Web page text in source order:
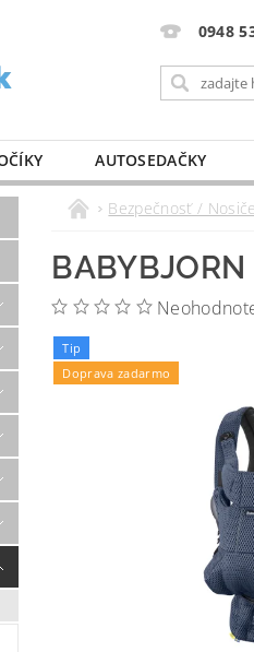
0948
AUTOSEDAČKY
VÝBAVA DO PÔRODNICE
Bezpečnosť / Nosiče
BABYBJORN
Tip
Doprava zadarmo